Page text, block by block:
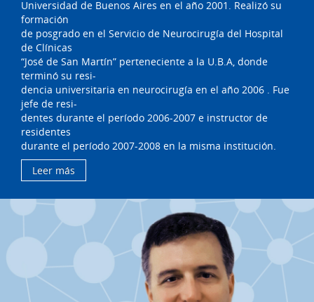
Universidad de Buenos Aires en el año 2001. Realizó su
formación
de posgrado en el Servicio de Neurocirugía del Hospital
de Clínicas
“José de San Martín” perteneciente a la U.B.A, donde
terminó su resi-
dencia universitaria en neurocirugía en el año 2006 . Fue
jefe de resi-
dentes durante el período 2006-2007 e instructor de
residentes
durante el período 2007-2008 en la misma institución.
Leer más